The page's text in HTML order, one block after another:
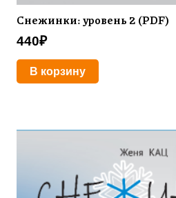
Снежинки: уровень 2 (PDF)
440₽
В корзину